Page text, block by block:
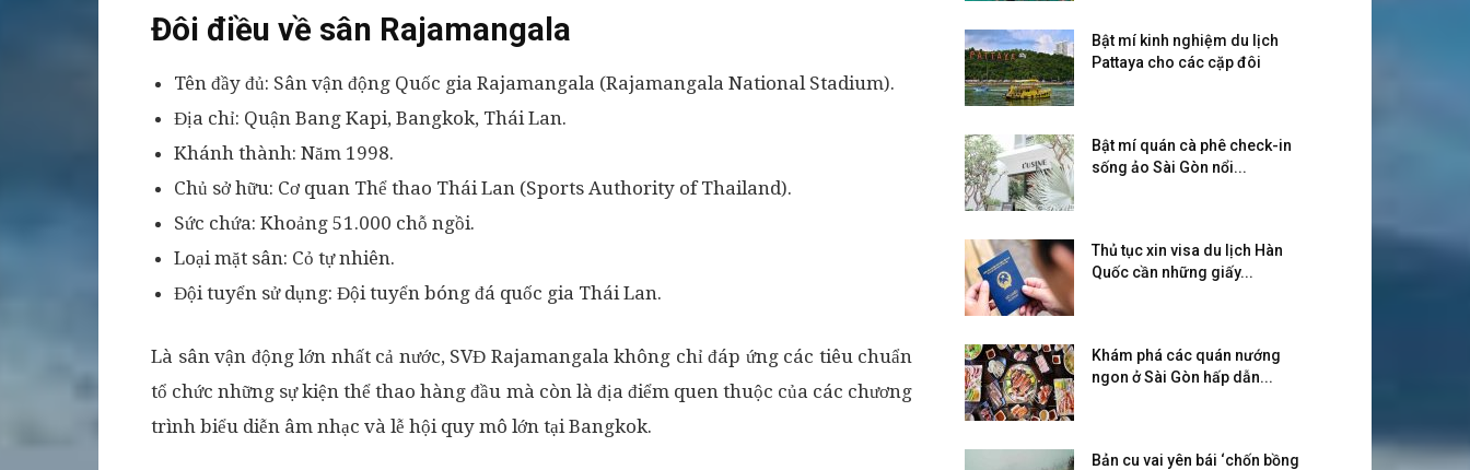
Đôi điều về sân Rajamangala
Tên đầy đủ: Sân vận động Quốc gia Rajamangala (Rajamangala National Stadium).
Địa chỉ: Quận Bang Kapi, Bangkok, Thái Lan.
Khánh thành: Năm 1998.
Chủ sở hữu: Cơ quan Thể thao Thái Lan (Sports Authority of Thailand).
Sức chứa: Khoảng 51.000 chỗ ngồi.
Loại mặt sân: Cỏ tự nhiên.
Đội tuyển sử dụng: Đội tuyển bóng đá quốc gia Thái Lan.
Là sân vận động lớn nhất cả nước, SVĐ Rajamangala không chỉ đáp ứng các tiêu chuẩn
tổ chức những sự kiện thể thao hàng đầu mà còn là địa điểm quen thuộc của các chương
trình biểu diễn âm nhạc và lễ hội quy mô lớn tại Bangkok.
Bật mí kinh nghiệm du lịch
Pattaya cho các cặp đôi
Bật mí quán cà phê check-in
sống ảo Sài Gòn nổi...
Thủ tục xin visa du lịch Hàn
Quốc cần những giấy...
Khám phá các quán nướng
ngon ở Sài Gòn hấp dẫn...
Bản cu vai yên bái ‘chốn bồng